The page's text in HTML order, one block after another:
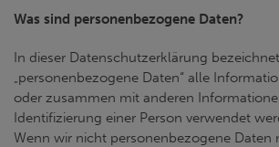
Was sind personenbezogene Daten?
In dieser Datenschutzerklärung bezeichnet
„personenbezogene Daten“ alle
oder zusammen mit anderen
Identifizierung einer Person verwendet
Wenn wir nicht personenbezogene Daten